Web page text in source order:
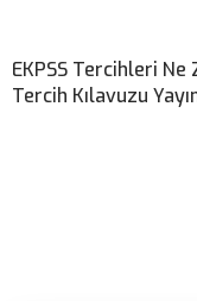
EKPSS Tercihleri Ne
Tercih Kılavuzu